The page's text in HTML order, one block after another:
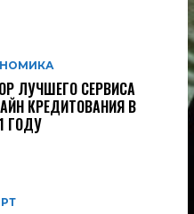
ЛУЧШЕГО СЕРВИСА
КРЕДИТОВАНИЯ В
ГОДУ